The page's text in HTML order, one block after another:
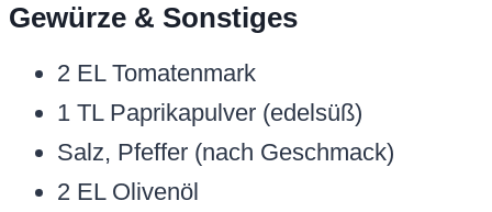
Gewürze & Sonstiges
2 EL Tomatenmark
1 TL Paprikapulver (edelsüß)
Salz, Pfeffer (nach Geschmack)
2 EL Olivenöl